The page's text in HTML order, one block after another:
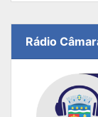
Rádio